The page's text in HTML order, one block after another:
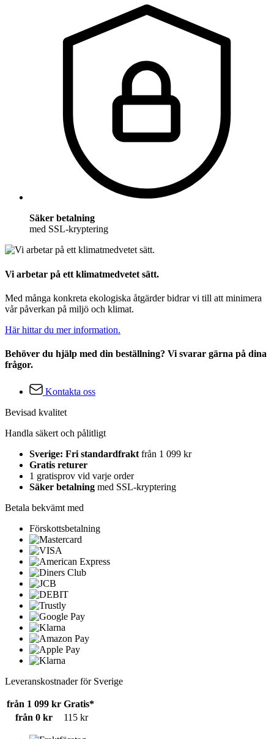
Säker betalning
med SSL-kryptering
Vi arbetar på ett klimatmedvetet sätt.
Med många konkreta ekologiska åtgärder bidrar vi till att minimera
vår påverkan på miljö och klimat.
Här hittar du mer information.
Behöver du hjälp med din beställning? Vi svarar gärna på dina
frågor.
Kontakta oss
Bevisad kvalitet
Handla säkert och pålitligt
Sverige: Fri standardfrakt från 1 099 kr
Gratis returer
1 gratisprov vid varje order
Säker betalning med SSL-kryptering
Betala bekvämt med
Förskottsbetalning
Leveranskostnader för Sverige
från 1 099 kr Gratis*
från 0 kr
115 kr